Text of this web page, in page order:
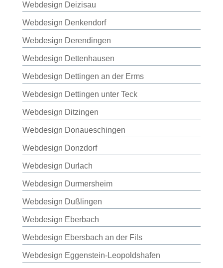
Webdesign Deizisau
Webdesign Denkendorf
Webdesign Derendingen
Webdesign Dettenhausen
Webdesign Dettingen an der Erms
Webdesign Dettingen unter Teck
Webdesign Ditzingen
Webdesign Donaueschingen
Webdesign Donzdorf
Webdesign Durlach
Webdesign Durmersheim
Webdesign Dußlingen
Webdesign Eberbach
Webdesign Ebersbach an der Fils
Webdesign Eggenstein-Leopoldshafen